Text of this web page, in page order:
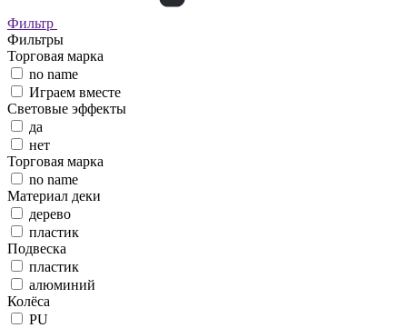
Фильтр
Фильтры
Торговая марка
no name
Играем вместе
Световые эффекты
да
нет
Торговая марка
no name
Материал деки
дерево
пластик
Подвеска
пластик
алюминий
Колёса
PU